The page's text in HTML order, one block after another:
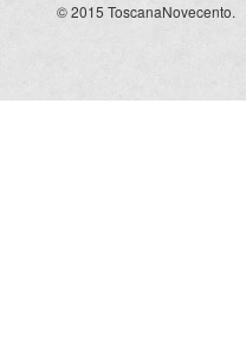
© 2015 ToscanaNovecento.